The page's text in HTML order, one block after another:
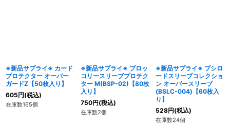
※新品サプライ※ カード
プロテクター オーバー
ガードZ【50枚入り】
605円(税込)
在庫数165個
※新品サプライ※ ブロッ
コリースリーブプロテク
ター M(BSP-02)【80枚
入り】
750円(税込)
在庫数2個
※新品サプライ※ ブシロ
ードスリーブコレクショ
ン オーバースリーブ
(BSLC-004)【60枚入
り】
528円(税込)
在庫数24個